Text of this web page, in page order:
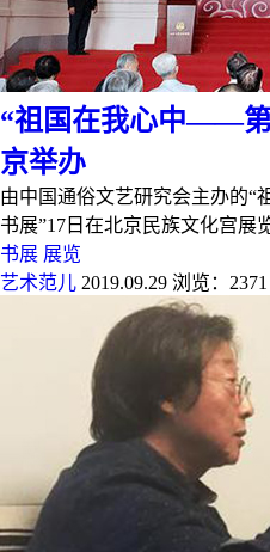
“祖国在我心中——
京举办
由中国通俗文艺研究会主办的
书展”17日在北京民族文化宫展
书展 展览
艺术范儿 2019.09.29 浏览：2371